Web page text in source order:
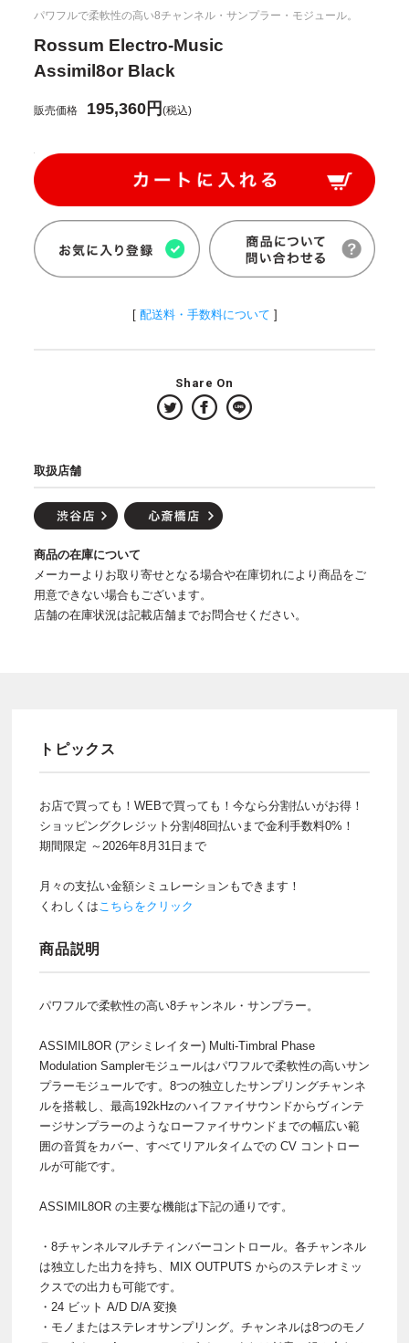
パワフルで柔軟性の高い8チャンネル・サンプラー・モジュール。
Rossum Electro-Music
Assimil8or Black
販売価格 195,360円(税込)
[ 配送料・手数料について ]
Share On
取扱店舗
商品の在庫について
メーカーよりお取り寄せとなる場合や在庫切れにより商品をご
用意できない場合もございます。
店舗の在庫状況は記載店舗までお問合せください。
トピックス
お店で買っても！WEBで買っても！今なら分割払いがお得！
ショッピングクレジット分割48回払いまで金利手数料0%！
期間限定 ～2026年8月31日まで
月々の支払い金額シミュレーションもできます！
くわしくはこちらをクリック
商品説明
パワフルで柔軟性の高い8チャンネル・サンプラー。
ASSIMIL8OR (アシミレイター) Multi-Timbral Phase
Modulation Samplerモジュールはパワフルで柔軟性の高いサン
プラーモジュールです。8つの独立したサンプリングチャンネ
ルを搭載し、最高192kHzのハイファイサウンドからヴィンテ
ージサンプラーのようなローファイサウンドまでの幅広い範
囲の音質をカバー、すべてリアルタイムでの CV コントロー
ルが可能です。
ASSIMIL8OR の主要な機能は下記の通りです。
・8チャンネルマルチティンバーコントロール。各チャンネル
は独立した出力を持ち、MIX OUTPUTS からのステレオミッ
クスでの出力も可能です。
・24 ビット A/D D/A 変換
・モノまたはステレオサンプリング。チャンネルは8つのモノ